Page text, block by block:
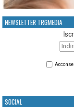
NEWSLETTER TRGMEDIA
SOCIAL